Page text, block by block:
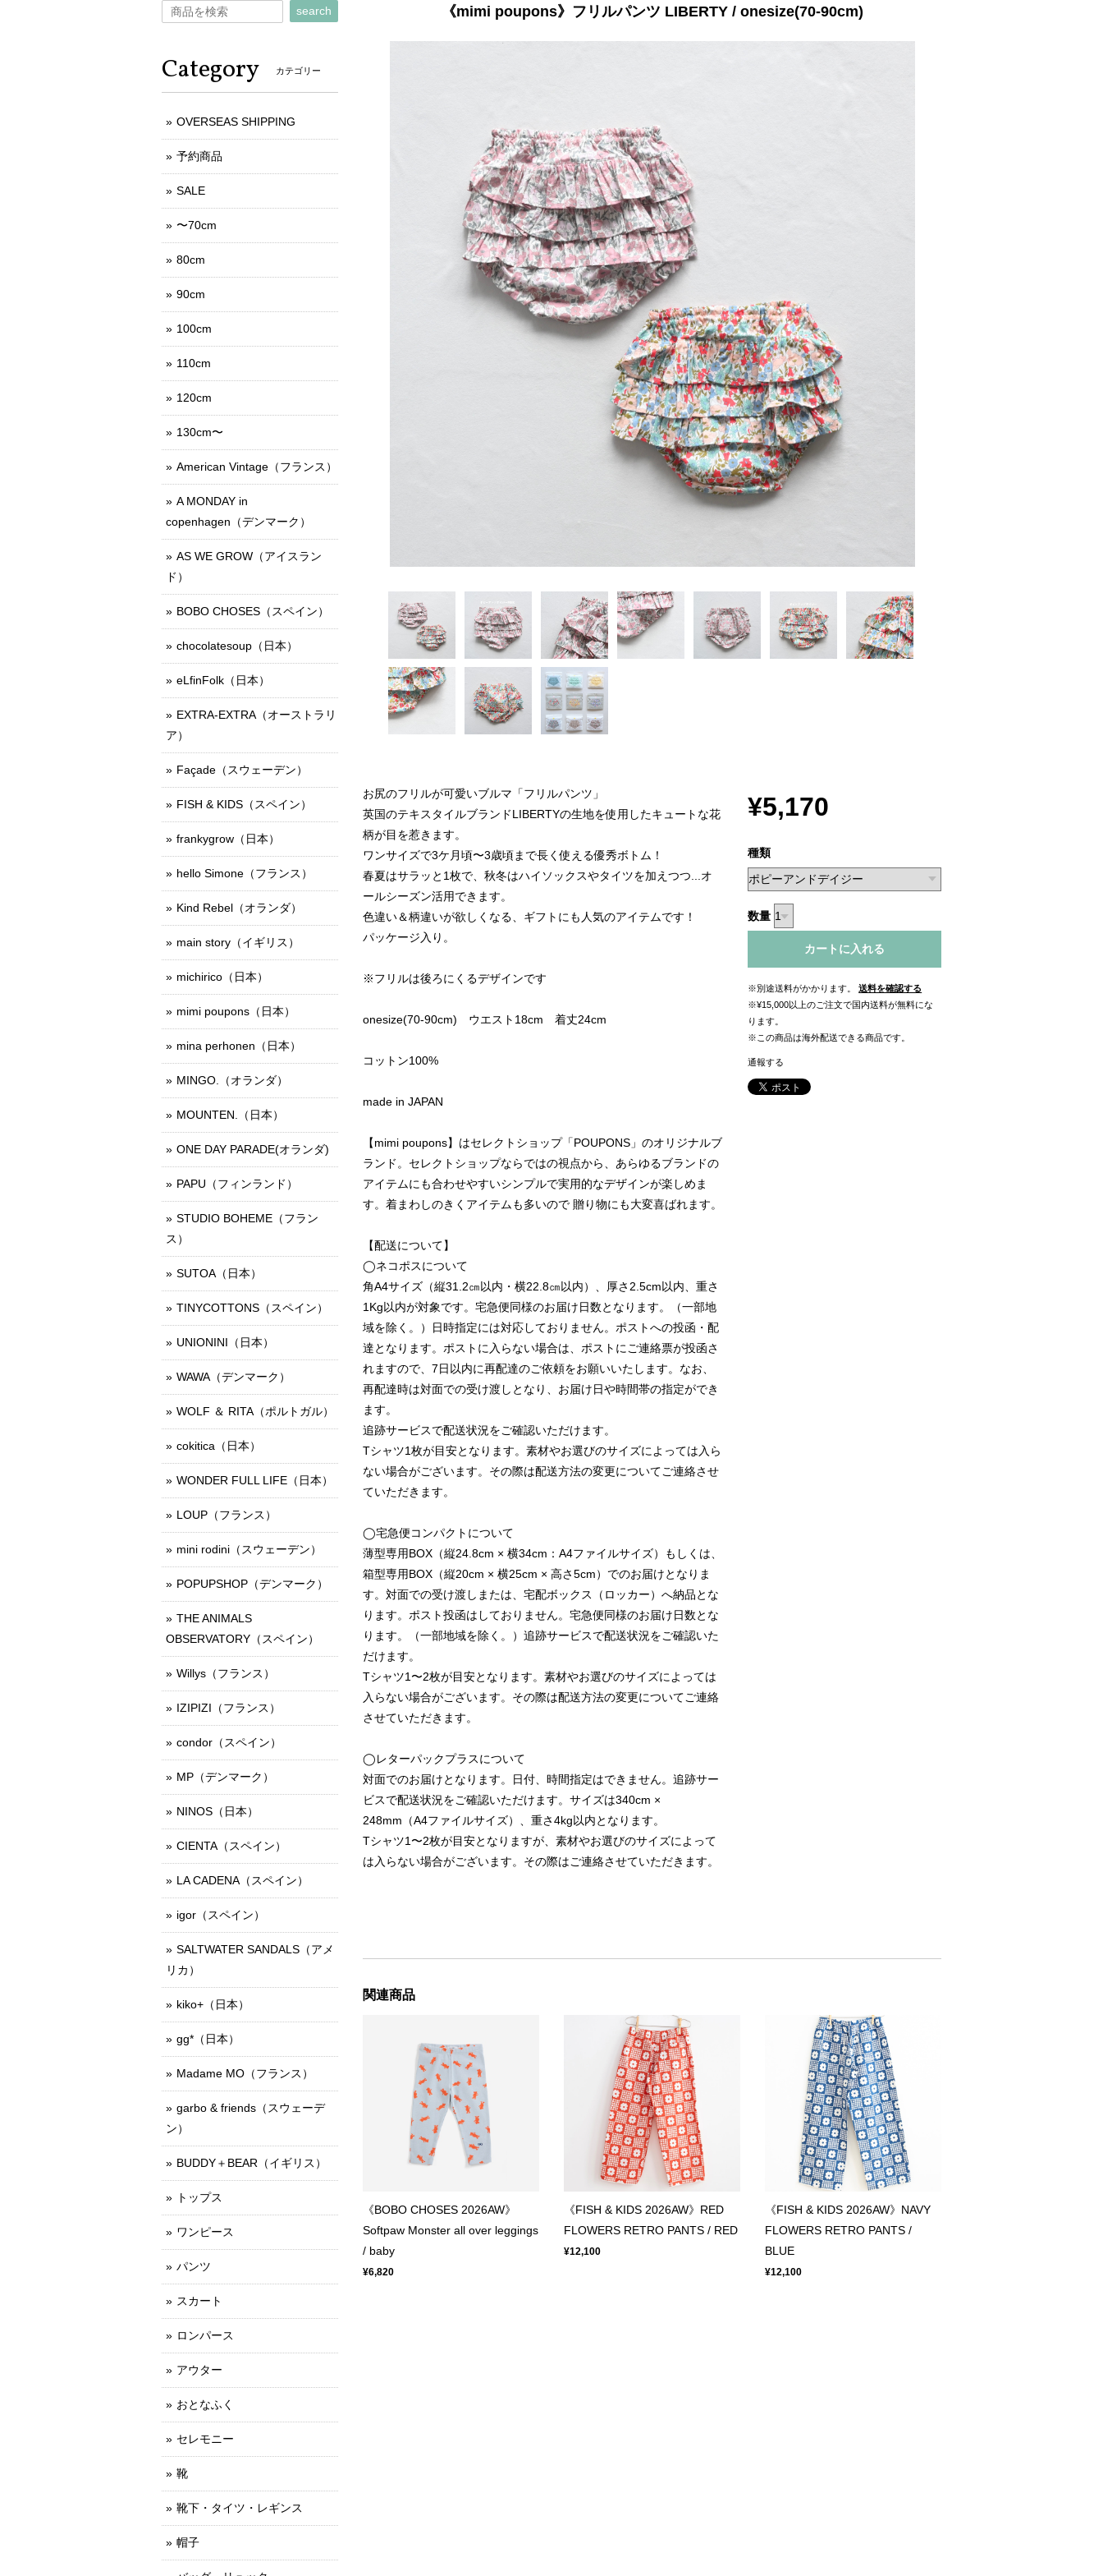
《mimi poupons》フリルパンツ LIBERTY / onesize(70-90cm)
お尻のフリルが可愛いブルマ「フリルパンツ」
英国のテキスタイルブランドLIBERTYの生地を使用したキュートな花
柄が目を惹きます。
ワンサイズで3ケ月頃〜3歳頃まで長く使える優秀ボトム！
春夏はサラッと1枚で、秋冬はハイソックスやタイツを加えつつ...オ
ールシーズン活用できます。
色違い＆柄違いが欲しくなる、ギフトにも人気のアイテムです！
パッケージ入り。
※フリルは後ろにくるデザインです
onesize(70-90cm) ウエスト18cm 着丈24cm
コットン100%
made in JAPAN
【mimi poupons】はセレクトショップ「POUPONS」のオリジナルブ
ランド。セレクトショップならではの視点から、あらゆるブランドの
アイテムにも合わせやすいシンプルで実用的なデザインが楽しめま
す。着まわしのきくアイテムも多いので 贈り物にも大変喜ばれます。
【配送について】
◯ネコポスについて
角A4サイズ（縦31.2㎝以内・横22.8㎝以内）、厚さ2.5cm以内、重さ
1Kg以内が対象です。宅急便同様のお届け日数となります。（一部地
域を除く。）日時指定には対応しておりません。ポストへの投函・配
達となります。ポストに入らない場合は、ポストにご連絡票が投函さ
れますので、7日以内に再配達のご依頼をお願いいたします。なお、
再配達時は対面での受け渡しとなり、お届け日や時間帯の指定ができ
ます。
追跡サービスで配送状況をご確認いただけます。
Tシャツ1枚が目安となります。素材やお選びのサイズによっては入ら
ない場合がございます。その際は配送方法の変更についてご連絡させ
ていただきます。
◯宅急便コンパクトについて
薄型専用BOX（縦24.8cm × 横34cm：A4ファイルサイズ）もしくは、
箱型専用BOX（縦20cm × 横25cm × 高さ5cm）でのお届けとなりま
す。対面での受け渡しまたは、宅配ボックス（ロッカー）へ納品とな
ります。ポスト投函はしておりません。宅急便同様のお届け日数とな
ります。（一部地域を除く。）追跡サービスで配送状況をご確認いた
だけます。
Tシャツ1〜2枚が目安となります。素材やお選びのサイズによっては
入らない場合がございます。その際は配送方法の変更についてご連絡
させていただきます。
◯レターパックプラスについて
対面でのお届けとなります。日付、時間指定はできません。追跡サー
ビスで配送状況をご確認いただけます。サイズは340cm ×
248mm（A4ファイルサイズ）、重さ4kg以内となります。
Tシャツ1〜2枚が目安となりますが、素材やお選びのサイズによって
は入らない場合がございます。その際はご連絡させていただきます。
¥5,170
種類
数量
カートに入れる
※別途送料がかかります。
送料を確認する
※¥15,000以上のご注文で国内送料が無料にな
ります。
※この商品は海外配送できる商品です。
通報する
関連商品
《BOBO CHOSES 2026AW》
Softpaw Monster all over leggings
/ baby
¥6,820
《FISH & KIDS 2026AW》RED
FLOWERS RETRO PANTS / RED
¥12,100
《FISH & KIDS 2026AW》NAVY
FLOWERS RETRO PANTS /
BLUE
¥12,100
search
Category カテゴリー
OVERSEAS SHIPPING
予約商品
SALE
〜70cm
80cm
90cm
100cm
110cm
120cm
130cm〜
American Vintage（フランス）
A MONDAY in
copenhagen（デンマーク）
AS WE GROW（アイスラン
ド）
BOBO CHOSES（スペイン）
chocolatesoup（日本）
eLfinFolk（日本）
EXTRA-EXTRA（オーストラリ
ア）
Façade（スウェーデン）
FISH & KIDS（スペイン）
frankygrow（日本）
hello Simone（フランス）
Kind Rebel（オランダ）
main story（イギリス）
michirico（日本）
mimi poupons（日本）
mina perhonen（日本）
MINGO.（オランダ）
MOUNTEN.（日本）
ONE DAY PARADE(オランダ)
PAPU（フィンランド）
STUDIO BOHEME（フラン
ス）
SUTOA（日本）
TINYCOTTONS（スペイン）
UNIONINI（日本）
WAWA（デンマーク）
WOLF ＆ RITA（ポルトガル）
cokitica（日本）
WONDER FULL LIFE（日本）
LOUP（フランス）
mini rodini（スウェーデン）
POPUPSHOP（デンマーク）
THE ANIMALS
OBSERVATORY（スペイン）
Willys（フランス）
IZIPIZI（フランス）
condor（スペイン）
MP（デンマーク）
NINOS（日本）
CIENTA（スペイン）
LA CADENA（スペイン）
igor（スペイン）
SALTWATER SANDALS（アメ
リカ）
kiko+（日本）
gg*（日本）
Madame MO（フランス）
garbo & friends（スウェーデ
ン）
BUDDY＋BEAR（イギリス）
トップス
ワンピース
パンツ
スカート
ロンパース
アウター
おとなふく
セレモニー
靴
靴下・タイツ・レギンス
帽子